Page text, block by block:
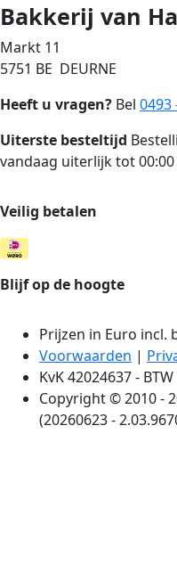
Bakkerij van
Markt 11
5751 BE DEURNE
Heeft u vragen? Bel 0493
Uiterste besteltijd
vandaag uiterlijk tot
Veilig betalen
Blijf op de hoogte
Prijzen in Euro incl.
Voorwaarden |
KvK 42024637 -
Copyright © 2010 -
(20260623 -